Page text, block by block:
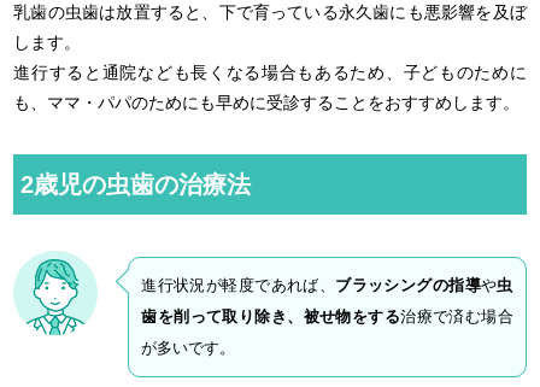
乳歯の虫歯は放置すると、下で育っている永久歯にも悪影響を及ぼ
します。
進行すると通院なども長くなる場合もあるため、子どものために
も、ママ・パパのためにも早めに受診することをおすすめします。
2歳児の虫歯の治療法
進行状況が軽度であれば、 ブラッシングの指導や虫
歯を削って取り除き、被せ物をする治療で済む場合
が多いです。